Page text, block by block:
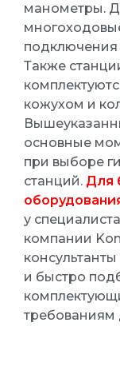
манометры.
подключения
Также
кожухом и
основные
при выборе
станций. Для
у
компании
и быстро
требованиям